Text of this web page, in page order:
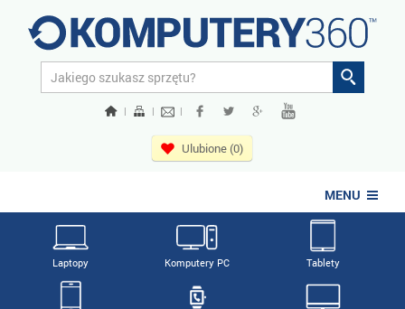
| | |
Ulubione (0)
MENU
Laptopy Komputery PC Tablety